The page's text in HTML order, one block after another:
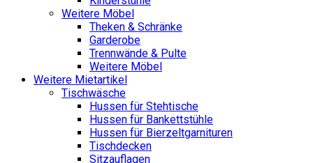
Weitere Möbel
Theken & Schränke
Garderobe
Trennwände & Pulte
Weitere Möbel
Weitere Mietartikel
Tischwäsche
Hussen für Stehtische
Hussen für Bankettstühle
Hussen für Bierzeltgarnituren
Tischdecken
Sitzauflagen